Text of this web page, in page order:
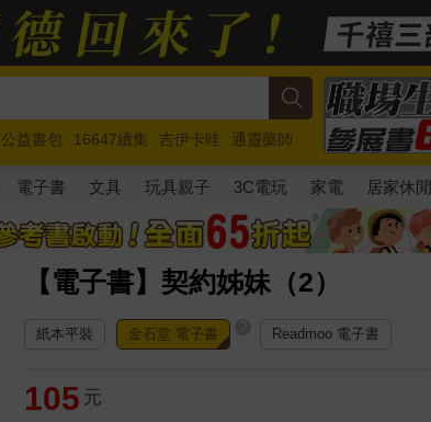
公益書包 16647續集 吉伊卡哇
通靈藥師
玩具總動員5 超慢跑
電子書 文具 玩具親子 3C電玩 家電 居家休閒
【電子書】契約姊妹（2）
紙本平裝 金石堂 電子書 Readmoo 電子書
105 元